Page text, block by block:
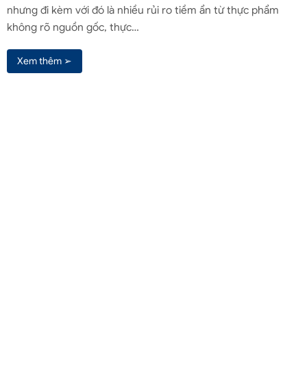
nhưng đi kèm với đó là nhiều rủi ro tiềm ẩn từ thực phẩm
không rõ nguồn gốc, thực…
Xem thêm ➢